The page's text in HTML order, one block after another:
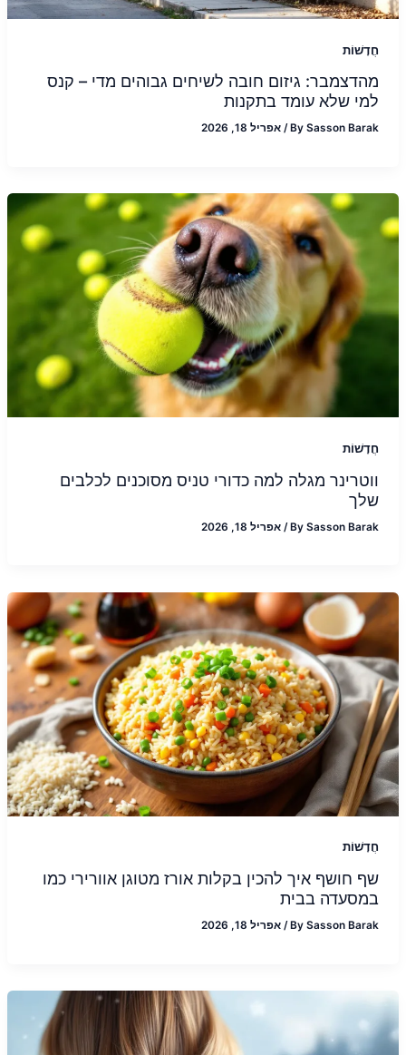
חֲדָשׁוֹת
מהדצמבר: גיזום חובה לשיחים גבוהים מדי – קנס
למי שלא עומד בתקנות
BySasson Barak
/ אפריל 18, 2026
חֲדָשׁוֹת
ווטרינר מגלה למה כדורי טניס מסוכנים לכלבים
שלך
BySasson Barak
/ אפריל 18, 2026
חֲדָשׁוֹת
שף חושף איך להכין בקלות אורז מטוגן אוורירי כמו
במסעדה בבית
BySasson Barak
/ אפריל 18, 2026